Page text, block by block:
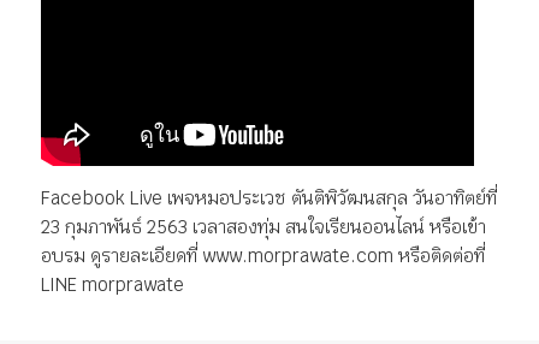
Facebook Live เพจหมอประเวช ตันติพิวัฒนสกุล วันอาทิตย์ที่
23 กุมภาพันธ์ 2563 เวลาสองทุ่ม สนใจเรียนออนไลน์ หรือเข้า
อบรม ดูรายละเอียดที่ www.morprawate.com หรือติดต่อที่
LINE morprawate